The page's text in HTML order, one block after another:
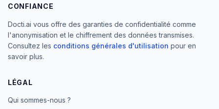
CONFIANCE
Docti.ai vous offre des garanties de confidentialité comme
l'anonymisation et le chiffrement des données transmises.
Consultez les conditions générales d'utilisation pour en
savoir plus.
LÉGAL
Qui sommes-nous ?